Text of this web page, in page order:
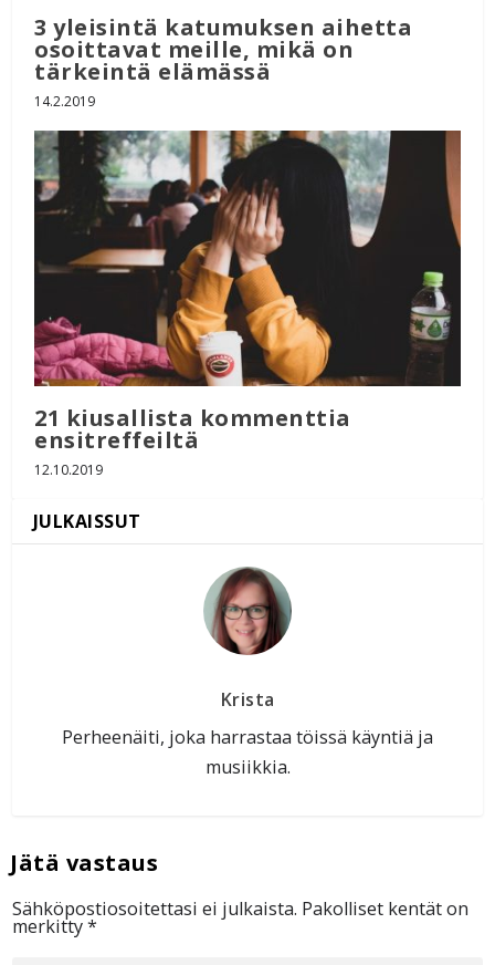
3 yleisintä katumuksen aihetta
osoittavat meille, mikä on
tärkeintä elämässä
14.2.2019
21 kiusallista kommenttia
ensitreffeiltä
12.10.2019
Krista
Perheenäiti, joka harrastaa töissä käyntiä ja
musiikkia.
Sähköpostiosoitettasi ei julkaista. Pakolliset kentät on
merkitty*